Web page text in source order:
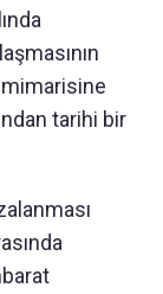
mimarisine
tarihi bir